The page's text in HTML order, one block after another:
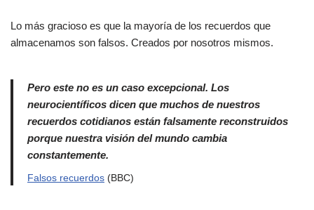
Lo más gracioso es que la mayoría de los recuerdos que
almacenamos son falsos. Creados por nosotros mismos.
Pero este no es un caso excepcional. Los
neurocientíficos dicen que muchos de nuestros
recuerdos cotidianos están falsamente reconstruidos
porque nuestra visión del mundo cambia
constantemente.
Falsos recuerdos (BBC)